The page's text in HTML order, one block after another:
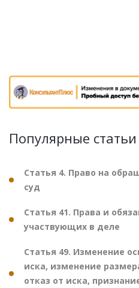
Популярные статьи
Статья 4. Право на
суд
Статья 41. Права и
участвующих в деле
Статья 49. Изменение
иска, изменение
отказ от иска,